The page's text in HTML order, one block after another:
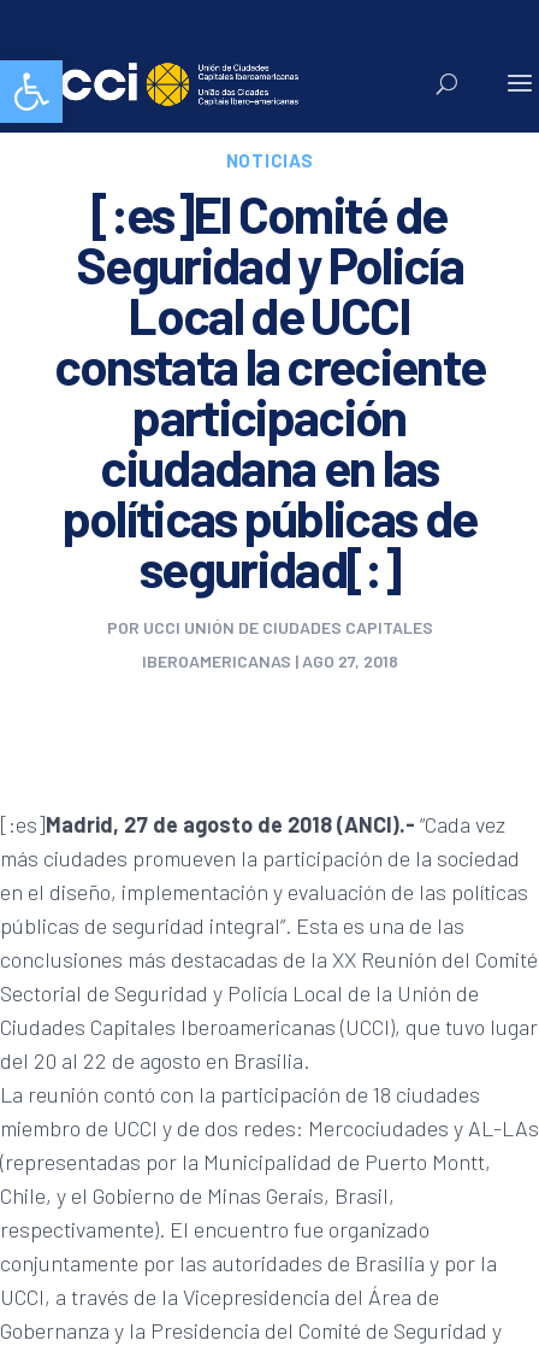
Abrir barra de herramientas
NOTICIAS
[:es]El Comité de
Seguridad y Policía
Local de UCCI
constata la creciente
participación
ciudadana en las
políticas públicas de
seguridad[:]
POR UCCI UNIÓN DE CIUDADES CAPITALES
IBEROAMERICANAS | AGO 27, 2018
[:es]Madrid, 27 de agosto de 2018 (ANCI).- “Cada vez
más ciudades promueven la participación de la sociedad
en el diseño, implementación y evaluación de las políticas
públicas de seguridad integral”. Esta es una de las
conclusiones más destacadas de la XX Reunión del Comité
Sectorial de Seguridad y Policía Local de la Unión de
Ciudades Capitales Iberoamericanas (UCCI), que tuvo lugar
del 20 al 22 de agosto en Brasilia.
La reunión contó con la participación de 18 ciudades
miembro de UCCI y de dos redes: Mercociudades y AL-LAs
(representadas por la Municipalidad de Puerto Montt,
Chile, y el Gobierno de Minas Gerais, Brasil,
respectivamente). El encuentro fue organizado
conjuntamente por las autoridades de Brasilia y por la
UCCI, a través de la Vicepresidencia del Área de
Gobernanza y la Presidencia del Comité de Seguridad y